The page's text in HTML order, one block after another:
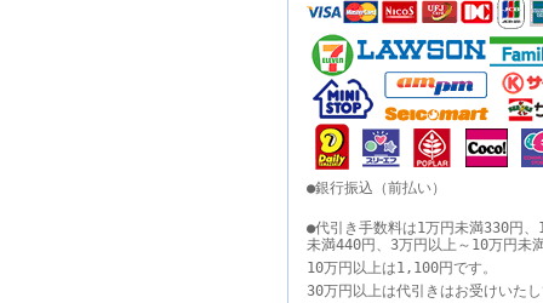
●銀行振込（前払い）
●代引き手数料は1万円未満330円
未満440円、3万円以上～10万円未
10万円以上は1,100円です。
30万円以上は代引きはお受けいた